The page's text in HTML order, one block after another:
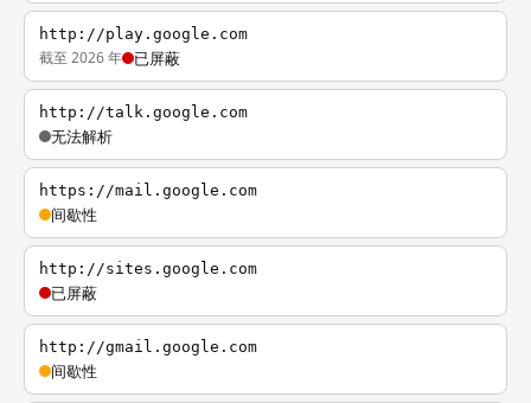
http://play.google.com
截至 2026 年 已屏蔽
http://talk.google.com
无法解析
https://mail.google.com
间歇性
http://sites.google.com
已屏蔽
http://gmail.google.com
间歇性